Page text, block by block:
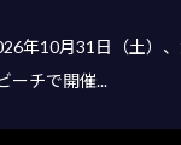
年10月31日（土）、
ーチで開催...